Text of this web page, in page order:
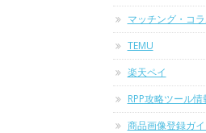
マッチング・コ
TEMU
楽天ペイ
RPP攻略ツール情
商品画像登録ガ